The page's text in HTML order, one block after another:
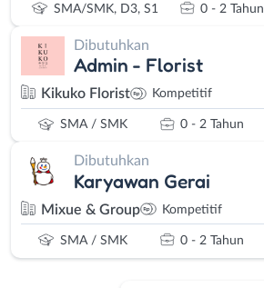
SMA/SMK, D3, S1 0 - 2 Tahun
Dibutuhkan
Admin - Florist
Kikuko Florist Kompetitif
SMA / SMK 0 - 2 Tahun
Dibutuhkan
Karyawan Gerai
Mixue & Group Kompetitif
SMA / SMK 0 - 2 Tahun